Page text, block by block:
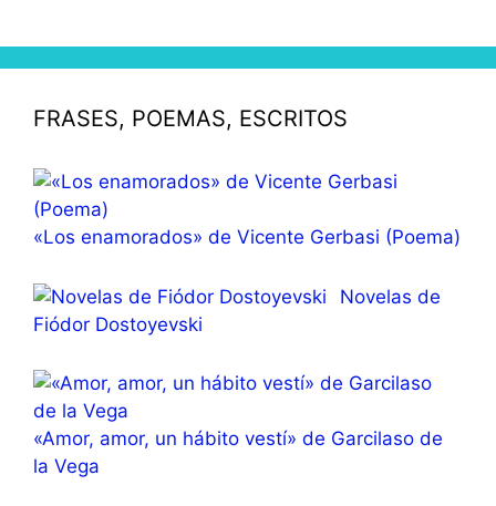
FRASES, POEMAS, ESCRITOS
«Los enamorados» de Vicente Gerbasi (Poema)
Novelas de
Fiódor Dostoyevski
«Amor, amor, un hábito vestí» de Garcilaso de
la Vega